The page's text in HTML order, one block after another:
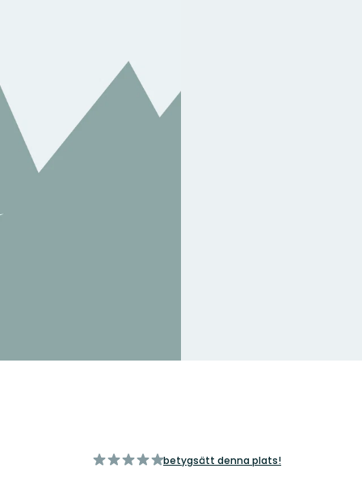
av
betygsätt denna plats!